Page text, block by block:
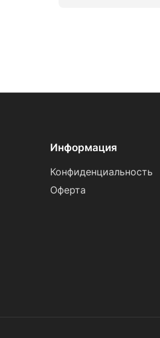
Информация
Конфиденциальность
Оферта